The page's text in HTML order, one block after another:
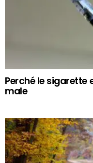
Perché le sigarette
male